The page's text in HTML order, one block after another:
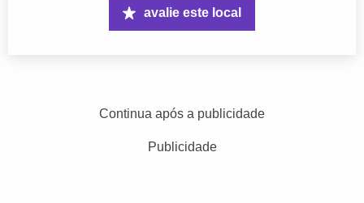
avalie este local
Continua após a publicidade
Publicidade